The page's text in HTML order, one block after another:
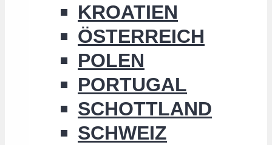
KROATIEN
ÖSTERREICH
POLEN
PORTUGAL
SCHOTTLAND
SCHWEIZ